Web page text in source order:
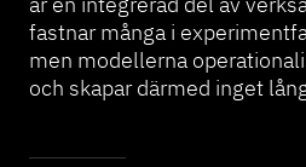
fastnar många i
men modellerna
och skapar därmed inget